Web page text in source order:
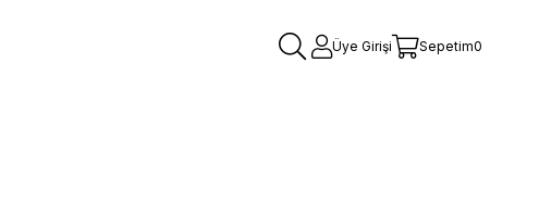
Üye Girişi Sepetim0